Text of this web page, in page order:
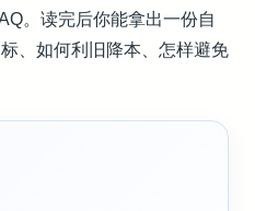
。读完后你能拿出一份自
、如何利旧降本、怎样避免